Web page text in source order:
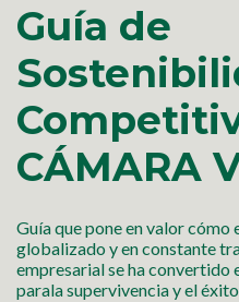
Guía de
CÁMARA
Guía que pone en valor cómo
globalizado y en constante
empresarial se ha convertido
parala supervivencia y el